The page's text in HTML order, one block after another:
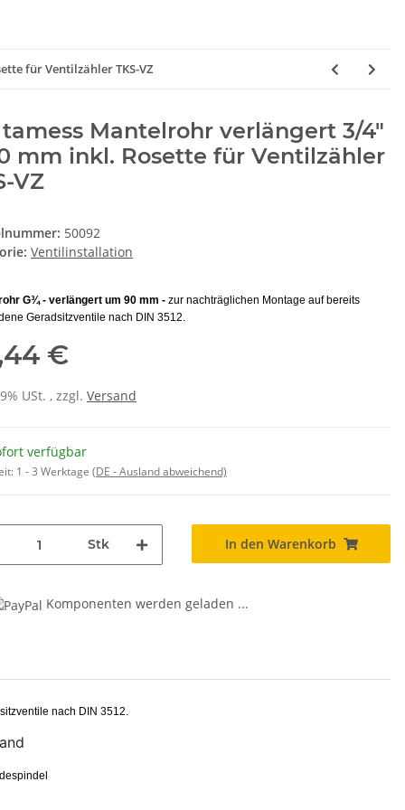
für Ventilzähler TKS-VZ
Mantelrohr verlängert 3/4"
mm inkl. Rosette für Ventilzähler
VZ
50092
Ventilinstallation
G¾ - verlängert um 90 mm - zur nachträglichen Montage auf bereits
Geradsitzventile nach DIN 3512.
€
USt. , zzgl. Versand
verfügbar
1 - 3 Werktage (DE - Ausland abweichend)
Stk In den Warenkorb
Komponenten werden geladen ...
nach DIN 3512.